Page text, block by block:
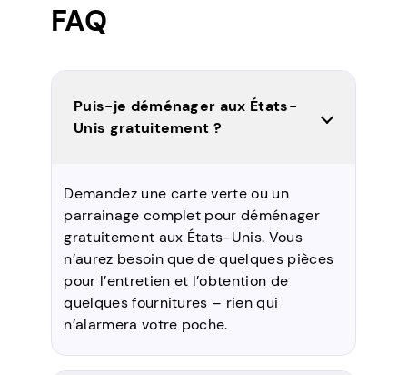
FAQ
Puis-je déménager aux États-
Unis gratuitement ?
Demandez une carte verte ou un
parrainage complet pour déménager
gratuitement aux États-Unis. Vous
n’aurez besoin que de quelques pièces
pour l’entretien et l’obtention de
quelques fournitures – rien qui
n’alarmera votre poche.